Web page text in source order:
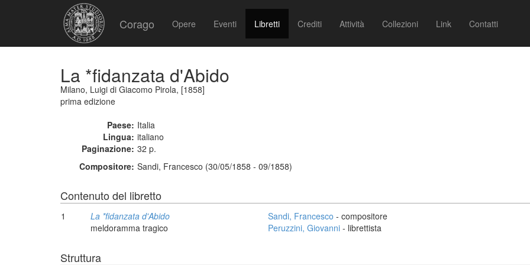
Corago Opere Eventi Libretti Crediti Attività Collezioni Link Contatti
La *fidanzata d'Abido
Milano, Luigi di Giacomo Pirola, [1858]
prima edizione
Paese: Italia
Lingua: italiano
Paginazione: 32 p.
Compositore: Sandi, Francesco (30/05/1858 - 09/1858)
Contenuto del libretto
1
La *fidanzata d'Abido
meldoramma tragico
Sandi, Francesco - compositore
Peruzzini, Giovanni - librettista
Struttura